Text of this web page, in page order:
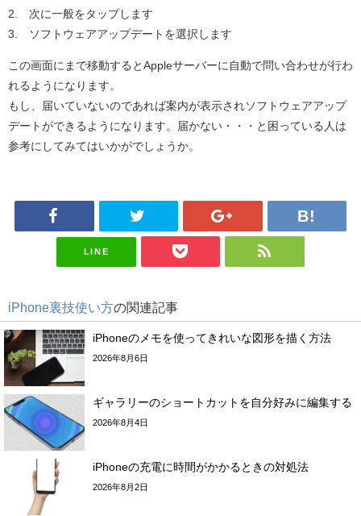
2. 次に一般をタップします
3. ソフトウェアアップデートを選択します
この画面にまで移動するとAppleサーバーに自動で問い合わせが行わ
れるようになります。
もし、届いていないのであれば案内が表示されソフトウェアアップ
デートができるようになります。届かない・・・と困っている人は
参考にしてみてはいかがでしょうか。
LINE
iPhone裏技使い方の関連記事
iPhoneのメモを使ってきれいな図形を描く方法
2026年8月6日
ギャラリーのショートカットを自分好みに編集する
2026年8月4日
iPhoneの充電に時間がかかるときの対処法
2026年8月2日